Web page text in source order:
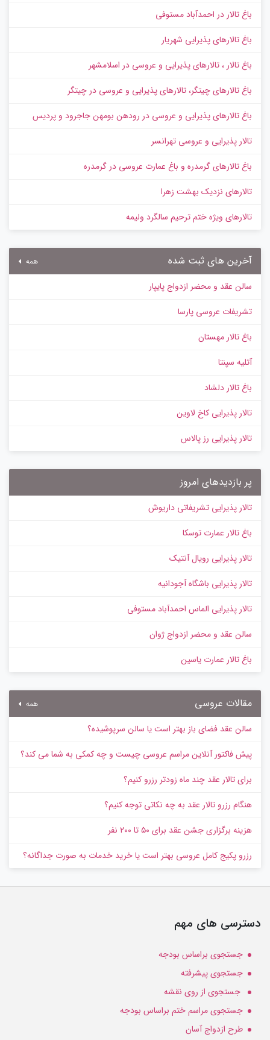
باغ تالار در احمدآباد مستوفی
باغ تالارهای پذیرایی شهریار
باغ تالار ، تالارهای پذیرایی و عروسی در اسلامشهر
باغ تالارهای چیتگر، تالارهای پذیرایی و عروسی در چیتگر
باغ تالارهای پذیرایی و عروسی در رودهن بومهن جاجرود و پردیس
تالار پذیرایی و عروسی تهرانسر
باغ تالارهای گرمدره و باغ عمارت عروسی در گرمدره
تالارهای نزدیک بهشت زهرا
تالارهای ویژه ختم ترحیم سالگرد ولیمه
آخرین های ثبت شده همه
سالن عقد و محضر ازدواج پایپار
تشریفات عروسی پارسا
باغ تالار مهستان
آتلیه سپنتا
باغ تالار دلشاد
تالار پذیرایی کاخ لاوین
تالار پذیرایی رز پالاس
پر بازدیدهای امروز
تالار پذیرایی تشریفاتی داریوش
باغ تالار عمارت توسکا
تالار پذیرایی رویال آنتیک
تالار پذیرایی باشگاه آجودانیه
تالار پذیرایی الماس احمدآباد مستوفی
سالن عقد و محضر ازدواج ژوان
باغ تالار عمارت یاسین
مقالات عروسی همه
سالن عقد فضای باز بهتر است یا سالن سرپوشیده؟
پیش‌ فاکتور آنلاین مراسم عروسی چیست و چه کمکی به شما می کند؟
برای تالار عقد چند ماه زودتر رزرو کنیم؟
هنگام رزرو تالار عقد به چه نکاتی توجه کنیم؟
هزینه برگزاری جشن عقد برای ۵۰ تا ۲۰۰ نفر
رزرو پکیج کامل عروسی بهتر است یا خرید خدمات به‌ صورت جداگانه؟
دسترسی های مهم
جستجوی براساس بودجه
جستجوی پیشرفته
جستجوی از روی نقشه
جستجوی مراسم ختم براساس بودجه
طرح ازدواج آسان